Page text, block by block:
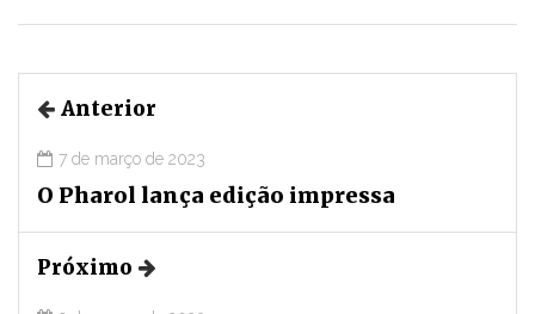
Anterior
7 de março de 2023
O Pharol lança edição impressa
Próximo